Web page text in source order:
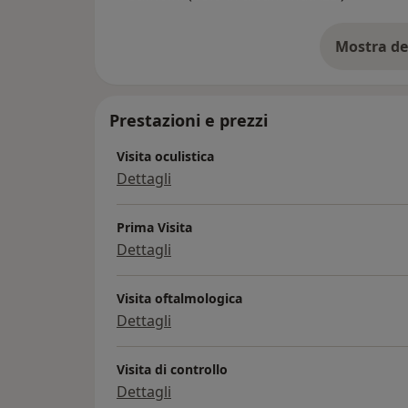
Mostra
Prestazioni e prezzi
Visita oculistica
Dettagli
Prima Visita
Dettagli
Visita oftalmologica
Dettagli
Visita di controllo
Dettagli